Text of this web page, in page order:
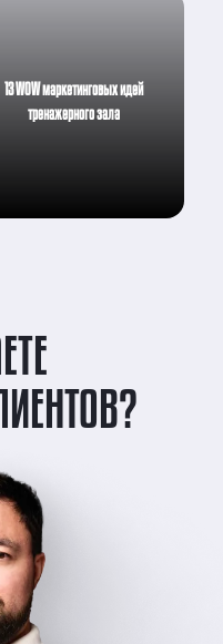
13 WOW маркетинговых идей
тренажерного зала